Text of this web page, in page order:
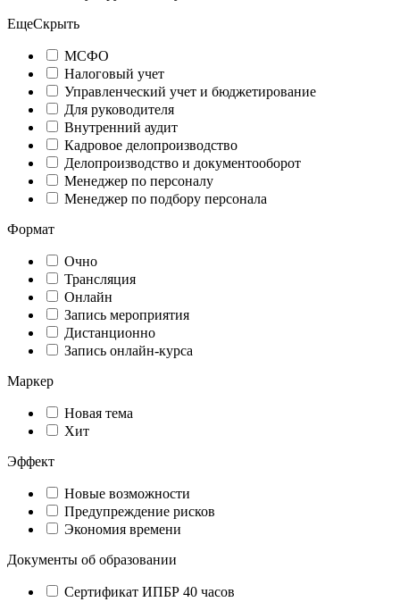
ЕщеСкрыть
МСФО
Налоговый учет
Управленческий учет и бюджетирование
Для руководителя
Внутренний аудит
Кадровое делопроизводство
Делопроизводство и документооборот
Менеджер по персоналу
Менеджер по подбору персонала
Формат
Очно
Трансляция
Онлайн
Запись мероприятия
Дистанционно
Запись онлайн-курса
Маркер
Новая тема
Хит
Эффект
Новые возможности
Предупреждение рисков
Экономия времени
Документы об образовании
Сертификат ИПБР 40 часов